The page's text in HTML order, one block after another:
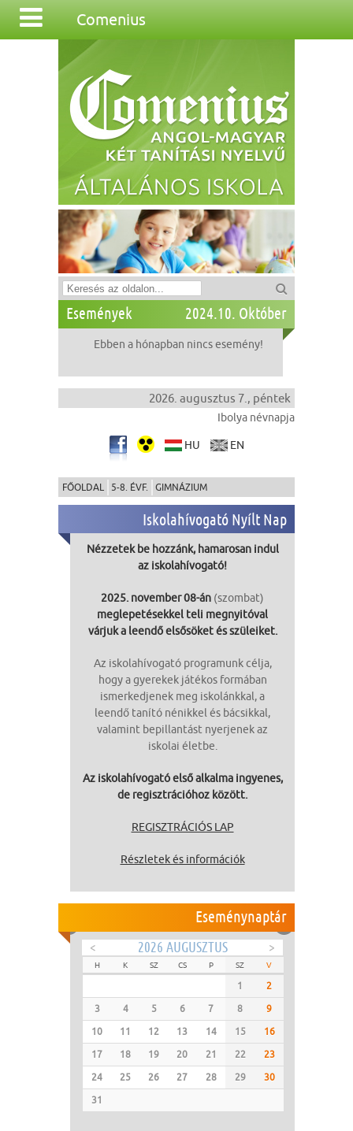
Comenius
Események 2024.10. Október
Ebben a hónapban nincs esemény!
2026. augusztus 7., péntek
Ibolya névnapja
HU EN
FŐOLDAL 5-8. ÉVF. GIMNÁZIUM
Iskolahívogató Nyílt Nap
Nézzetek be hozzánk, hamarosan indul
az iskolahívogató!
2025. november 08-án (szombat)
meglepetésekkel teli megnyitóval
várjuk a leendő elsősöket és szüleiket.
Az iskolahívogató programunk célja,
hogy a gyerekek játékos formában
ismerkedjenek meg iskolánkkal, a
leendő tanító nénikkel és bácsikkal,
valamint bepillantást nyerjenek az
iskolai életbe.
Az iskolahívogató első alkalma ingyenes,
de regisztrációhoz között.
REGISZTRÁCIÓS LAP
Részletek és információk
Eseménynaptár
< 2026 AUGUSZTUS >
H K SZ CS P SZ V
1
2
3
4 5 6 7 8
9
10
11 12 13 14 15
16
17
18 19 20 21 22
23
24
25 26 27 28 29
30
31